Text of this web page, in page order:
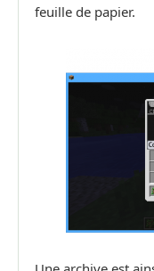
feuille de papier.